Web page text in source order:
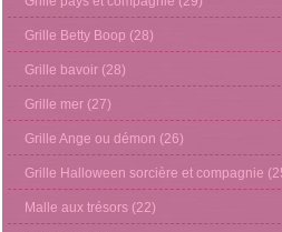
Grille Betty Boop (28)
Grille bavoir (28)
Grille mer (27)
Grille Ange ou démon (26)
Grille Halloween sorcière et compagnie
Malle aux trésors (22)